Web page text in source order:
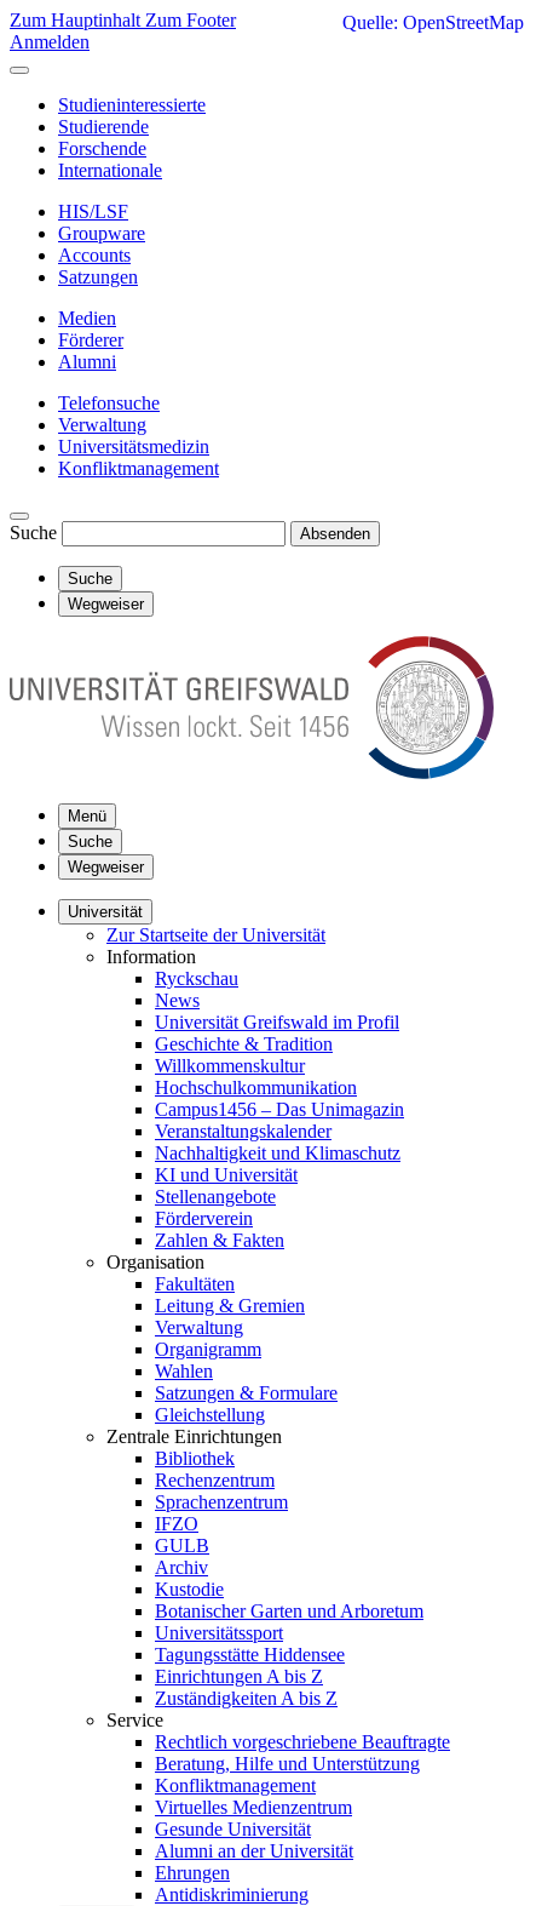
Zum Hauptinhalt Zum Footer
Anmelden
Studieninteressierte
Studierende
Forschende
Internationale
HIS/LSF
Groupware
Accounts
Satzungen
Medien
Förderer
Alumni
Telefonsuche
Verwaltung
Universitätsmedizin
Konfliktmanagement
Suche Absenden
Suche
Wegweiser
Menü
Suche
Wegweiser
Universität
Zur Startseite der Universität
Information
Ryckschau
News
Universität Greifswald im Profil
Geschichte & Tradition
Willkommenskultur
Hochschulkommunikation
Campus1456 – Das Unimagazin
Veranstaltungskalender
Nachhaltigkeit und Klimaschutz
KI und Universität
Stellenangebote
Förderverein
Zahlen & Fakten
Organisation
Fakultäten
Leitung & Gremien
Verwaltung
Organigramm
Wahlen
Satzungen & Formulare
Gleichstellung
Zentrale Einrichtungen
Bibliothek
Rechenzentrum
Sprachenzentrum
IFZO
GULB
Archiv
Kustodie
Botanischer Garten und Arboretum
Universitätssport
Tagungsstätte Hiddensee
Einrichtungen A bis Z
Zuständigkeiten A bis Z
Service
Rechtlich vorgeschriebene Beauftragte
Beratung, Hilfe und Unterstützung
Konfliktmanagement
Virtuelles Medienzentrum
Gesunde Universität
Alumni an der Universität
Ehrungen
Antidiskriminierung
Quelle: OpenStreetMap